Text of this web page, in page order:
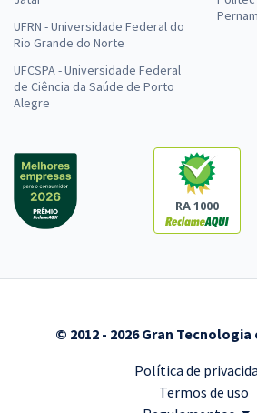
UFRN - Universidade Federal do
Rio Grande do Norte
UFCSPA - Universidade Federal
de Ciência da Saúde de Porto
Alegre
RA 1000
© 2012 - 2026 Gran Tecnologia
Política de
Termos de uso